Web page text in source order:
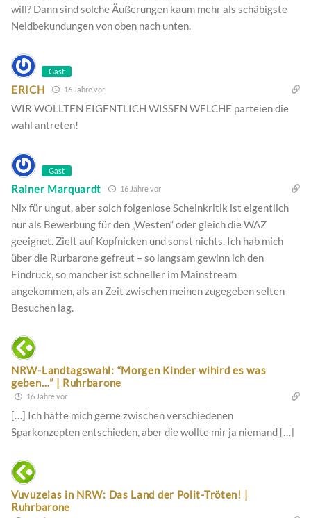
will? Dann sind solche Äußerungen kaum mehr als schäbigste
Neidbekundungen von oben nach unten.
Gast
ERICH 16 Jahre vor
WIR WOLLTEN EIGENTLICH WISSEN WELCHE parteien die
wahl antreten!
Gast
Rainer Marquardt 16 Jahre vor
Nix für ungut, aber solch folgenlose Scheinkritik ist eigentlich
nur als Bewerbung für den „Westen“ oder gleich die WAZ
geeignet. Zielt auf Kopfnicken und sonst nichts. Ich hab mich
über die Rurbarone gefreut – so langsam gewinn ich den
Eindruck, so mancher ist schneller im Mainstream
angekommen, als an Zeit zwischen meinen zugegeben selten
Besuchen lag.
NRW-Landtagswahl: “Morgen Kinder wihird es was
geben…” | Ruhrbarone
16 Jahre vor
[…] Ich hätte mich gerne zwischen verschiedenen
Sparkonzepten entschieden, aber die wollte mir ja niemand […]
Vuvuzelas in NRW: Das Land der Polit-Tröten! |
Ruhrbarone